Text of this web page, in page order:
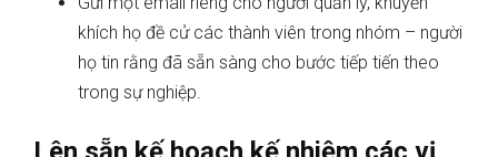
khích họ đề cử các thành viên trong nhóm – người
họ tin rằng đã sẵn sàng cho bước tiếp tiến theo
trong sự nghiệp.